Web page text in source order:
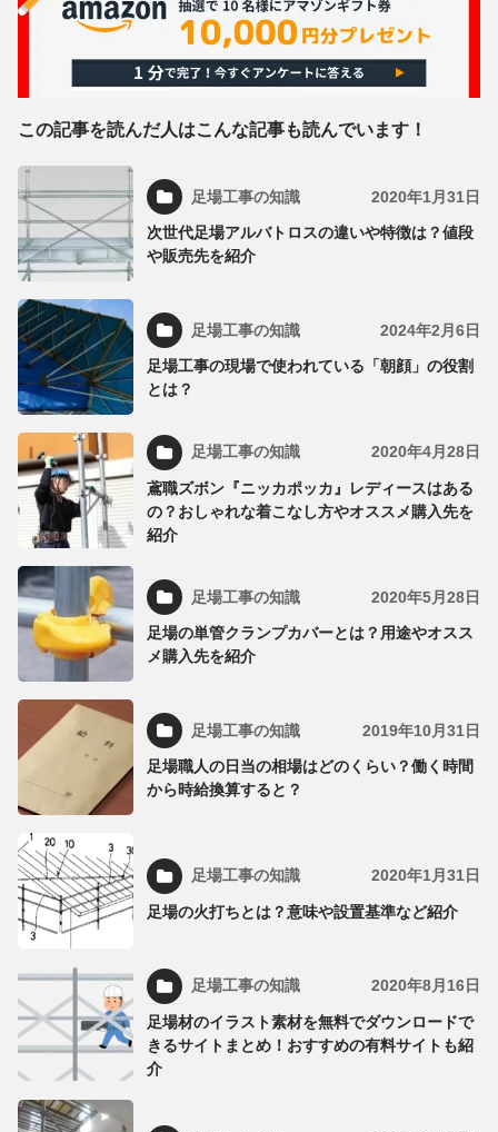
この記事を読んだ人はこんな記事も読んでいます！
足場工事の知識 2020年1月31日
次世代足場アルバトロスの違いや特徴は？値段
や販売先を紹介
足場工事の知識 2024年2月6日
足場工事の現場で使われている「朝顔」の役割
とは？
足場工事の知識 2020年4月28日
鳶職ズボン『ニッカポッカ』レディースはある
の？おしゃれな着こなし方やオススメ購入先を
紹介
足場工事の知識 2020年5月28日
足場の単管クランプカバーとは？用途やオスス
メ購入先を紹介
足場工事の知識 2019年10月31日
足場職人の日当の相場はどのくらい？働く時間
から時給換算すると？
足場工事の知識 2020年1月31日
足場の火打ちとは？意味や設置基準など紹介
足場工事の知識 2020年8月16日
足場材のイラスト素材を無料でダウンロードで
きるサイトまとめ！おすすめの有料サイトも紹
介